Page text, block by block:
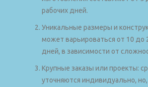
рабочих дней.
Уникальные размеры и
может варьироваться от 10 до
дней, в зависимости от
Крупные заказы или проекты:
уточняются индивидуально, но,